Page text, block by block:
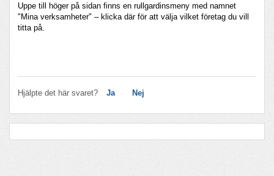
Uppe till höger på sidan finns en rullgardinsmeny med namnet
"Mina verksamheter" – klicka där för att välja vilket företag du vill
titta på.
Hjälpte det här svaret? Ja Nej